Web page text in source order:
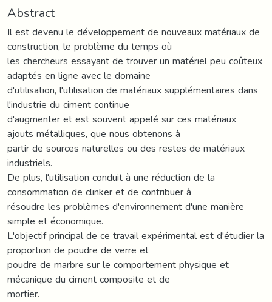
Abstract
Il est devenu le développement de nouveaux matériaux de
construction, le problème du temps où
les chercheurs essayant de trouver un matériel peu coûteux
adaptés en ligne avec le domaine
d'utilisation, l'utilisation de matériaux supplémentaires dans
l'industrie du ciment continue
d'augmenter et est souvent appelé sur ces matériaux
ajouts métalliques, que nous obtenons à
partir de sources naturelles ou des restes de matériaux
industriels.
De plus, l'utilisation conduit à une réduction de la
consommation de clinker et de contribuer à
résoudre les problèmes d'environnement d'une manière
simple et économique.
L'objectif principal de ce travail expérimental est d'étudier la
proportion de poudre de verre et
poudre de marbre sur le comportement physique et
mécanique du ciment composite et de
mortier.